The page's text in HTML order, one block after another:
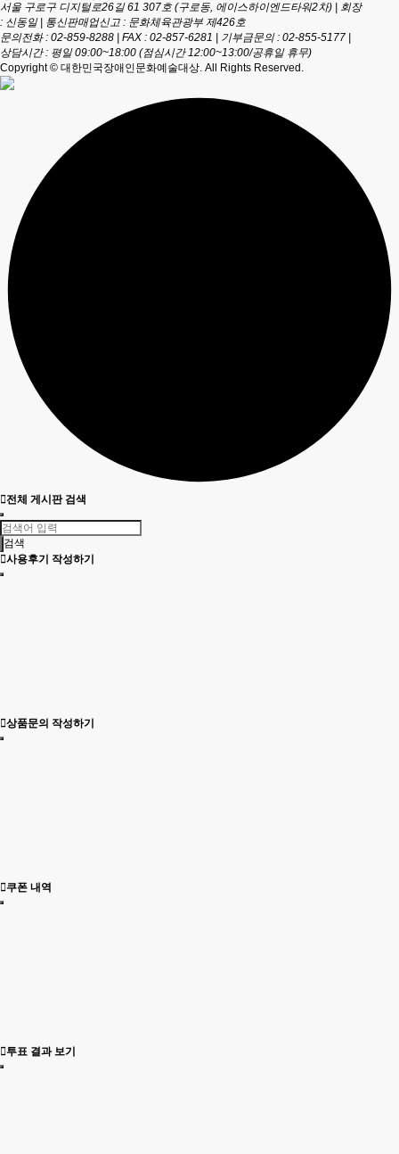
서울 구로구 디지털로26길 61 307호 (구로동, 에이스하이엔드타워2차)
회장
: 신동일| 통신판매업신고 : 문화체육관광부 제426호
문의전화 : 02-859-8288
FAX : 02-857-6281 기부금문의 : 02-855-5177
상담시간 : 평일 09:00~18:00 (점심시간 12:00~13:00/공휴일 휴무)
Copyright © 대한민국장애인문화예술대상. All Rights Reserved.
전체 게시판 검색
검색
사용후기 작성하기
상품문의 작성하기
쿠폰 내역
투표 결과 보기